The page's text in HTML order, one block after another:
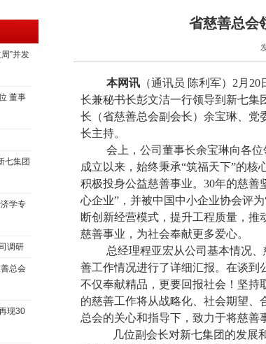
省慈善总会
本网讯（通讯员 陈利军）2月
长兼秘书长彭文洁一行领导到新七集
长（省慈善总会副会长）余宝琳、党
长主持。
会上，公司董事长余宝琳向各
成立以来，始终秉承“筑福天下”的核
积极投身公益慈善事业。 30年的慈善
心企业”，并被中国中小企业协会评
断创新经营模式，提升工程质量，推
慈善事业，为社会奉献更多爱心。
总经理程亚宏从公司基本情况、
善工作情况进行了详细汇报。在谈到
不仅奉献精品，更要回报社会！坚持
的慈善工作将从战略化、社会期望
总会的关心和指导下，致力于将慈善
几位副会长对新七集团的发展
”并发
董事
七集团
学专
调研
总会
现30